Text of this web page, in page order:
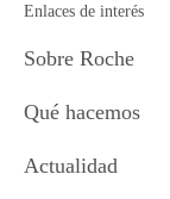
Enlaces de interés
Sobre Roche
Qué hacemos
Actualidad